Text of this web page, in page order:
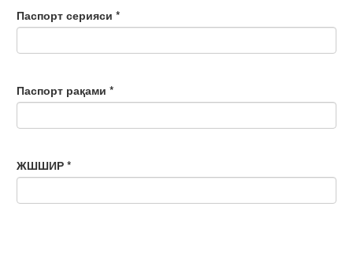
Паспорт серияси *
Паспорт рақами *
ЖШШИР *